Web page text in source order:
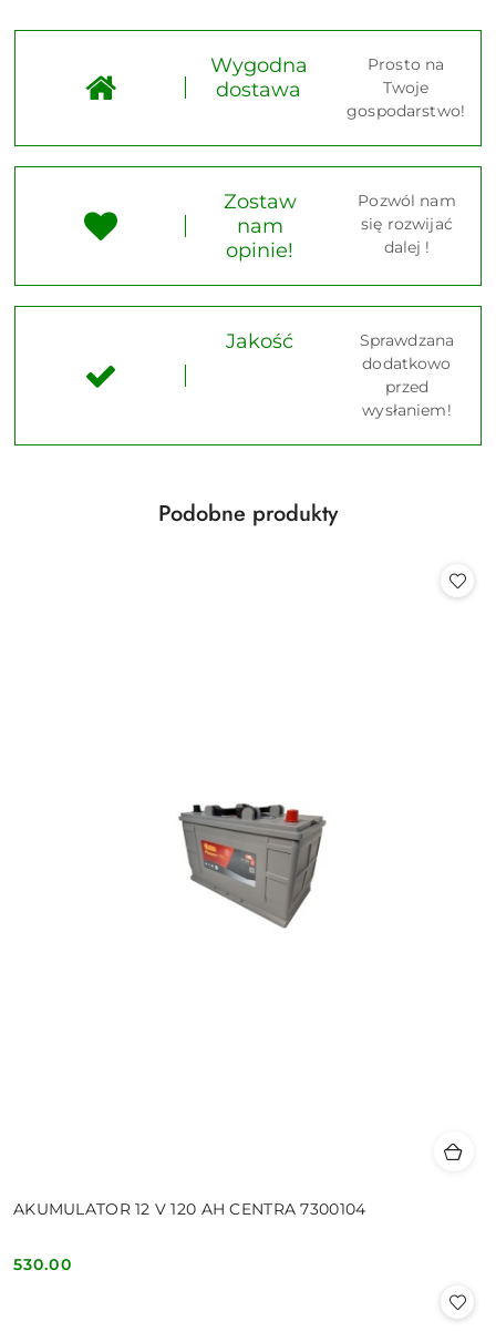
Wygodna
dostawa
Prosto na
Twoje
gospodarstwo!
Zostaw
nam
opinie!
Pozwól nam
się rozwijać
dalej !
Jakość
Sprawdzana
dodatkowo
przed
wysłaniem!
Pomiń karuzelę produktów
Produkty
Podobne produkty
AKUMULATOR 12 V 120 AH CENTRA 7300104
Cena:
530.00